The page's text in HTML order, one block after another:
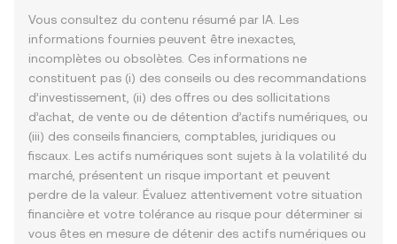
Vous consultez du contenu résumé par IA. Les
informations fournies peuvent être inexactes,
incomplètes ou obsolètes. Ces informations ne
constituent pas (i) des conseils ou des recommandations
d’investissement, (ii) des offres ou des sollicitations
d’achat, de vente ou de détention d’actifs numériques, ou
(iii) des conseils financiers, comptables, juridiques ou
fiscaux. Les actifs numériques sont sujets à la volatilité du
marché, présentent un risque important et peuvent
perdre de la valeur. Évaluez attentivement votre situation
financière et votre tolérance au risque pour déterminer si
vous êtes en mesure de détenir des actifs numériques ou